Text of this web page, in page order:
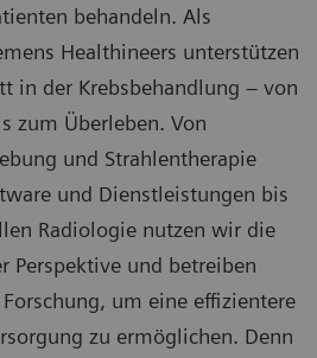
behandeln. Als
Healthineers unterstützen
in der Krebsbehandlung – von
zum Überleben. Von
und Strahlentherapie
und Dienstleistungen bis
Radiologie nutzen wir die
Perspektive und betreiben
um eine effizientere
zu ermöglichen. Denn